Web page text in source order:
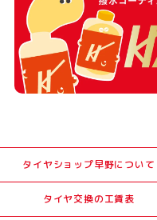
タイヤショップ早野について
タイヤ交換の工賃表